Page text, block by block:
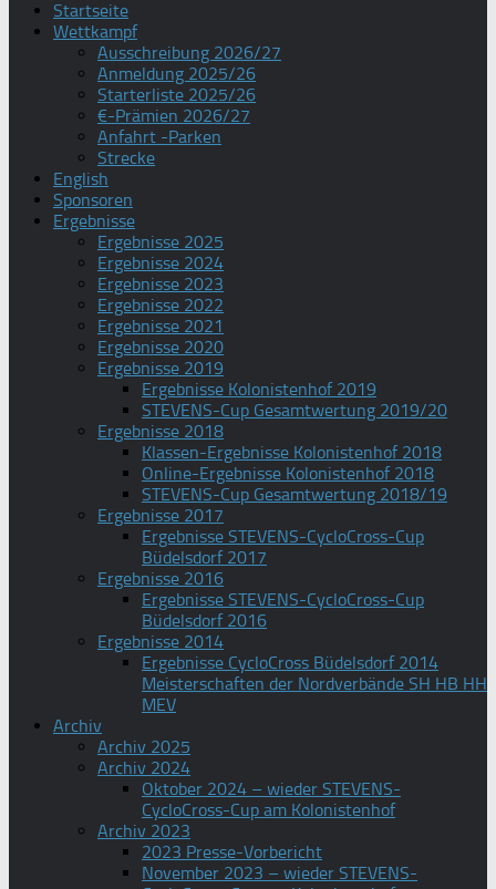
Startseite
Wettkampf
Ausschreibung 2026/27
Anmeldung 2025/26
Starterliste 2025/26
€-Prämien 2026/27
Anfahrt -Parken
Strecke
English
Sponsoren
Ergebnisse
Ergebnisse 2025
Ergebnisse 2024
Ergebnisse 2023
Ergebnisse 2022
Ergebnisse 2021
Ergebnisse 2020
Ergebnisse 2019
Ergebnisse Kolonistenhof 2019
STEVENS-Cup Gesamtwertung 2019/20
Ergebnisse 2018
Klassen-Ergebnisse Kolonistenhof 2018
Online-Ergebnisse Kolonistenhof 2018
STEVENS-Cup Gesamtwertung 2018/19
Ergebnisse 2017
Ergebnisse STEVENS-CycloCross-Cup
Büdelsdorf 2017
Ergebnisse 2016
Ergebnisse STEVENS-CycloCross-Cup
Büdelsdorf 2016
Ergebnisse 2014
Ergebnisse CycloCross Büdelsdorf 2014
Meisterschaften der Nordverbände SH HB HH
MEV
Archiv
Archiv 2025
Archiv 2024
Oktober 2024 – wieder STEVENS-
CycloCross-Cup am Kolonistenhof
Archiv 2023
2023 Presse-Vorbericht
November 2023 – wieder STEVENS-